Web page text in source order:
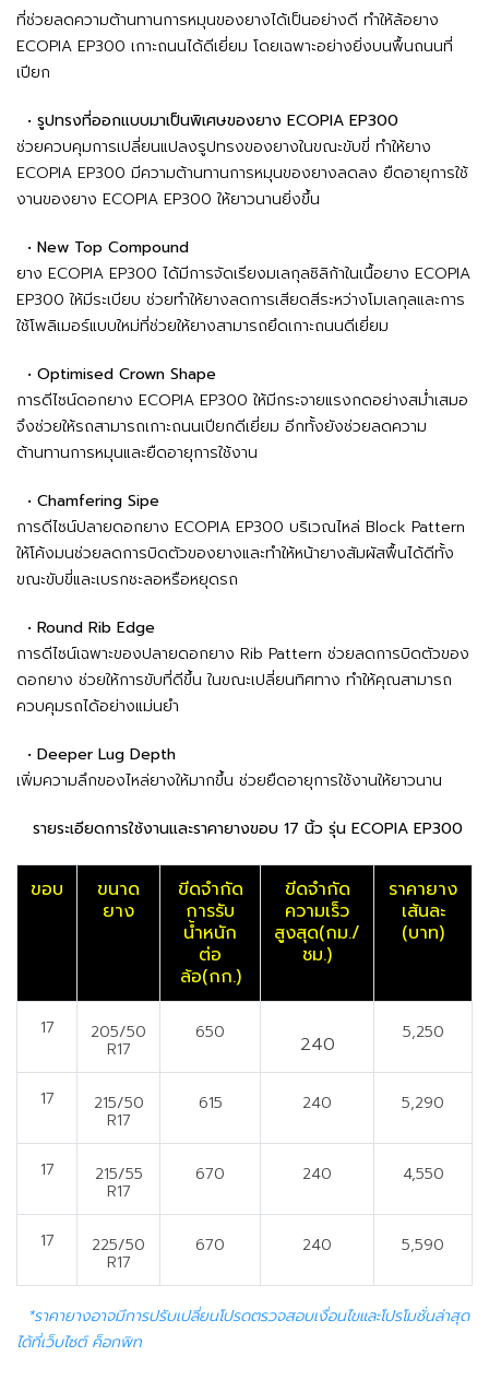
ที่ช่วยลดความต้านทานการหมุนของยางได้เป็นอย่างดี ทำให้ล้อยาง
ECOPIA EP300 เกาะถนนได้ดีเยี่ยม โดยเฉพาะอย่างยิ่งบนพื้นถนนที่
เปียก
• รูปทรงที่ออกแบบมาเป็นพิเศษของยาง ECOPIA EP300
ช่วยควบคุมการเปลี่ยนแปลงรูปทรงของยางในขณะขับขี่ ทำให้ยาง
ECOPIA EP300 มีความต้านทานการหมุนของยางลดลง ยืดอายุการใช้
งานของยาง ECOPIA EP300 ให้ยาวนานยิ่งขึ้น
• New Top Compound
ยาง ECOPIA EP300 ได้มีการจัดเรียงมเลกุลซิลิก้าในเนื้อยาง ECOPIA
EP300 ให้มีระเบียบ ช่วยทำให้ยางลดการเสียดสีระหว่างโมเลกุลและการ
ใช้โพลิเมอร์แบบใหม่ที่ช่วยให้ยางสามารถยึดเกาะถนนดีเยี่ยม
• Optimised Crown Shape
การดีไซน์ดอกยาง ECOPIA EP300 ให้มีกระจายแรงกดอย่างสม่ำเสมอ
จึงช่วยให้รถสามารถเกาะถนนเปียกดีเยี่ยม อีกทั้งยังช่วยลดความ
ต้านทานการหมุนและยืดอายุการใช้งาน
• Chamfering Sipe
การดีไซน์ปลายดอกยาง ECOPIA EP300 บริเวณไหล่ Block Pattern
ให้โค้งมนช่วยลดการบิดตัวของยางและทำให้หน้ายางสัมผัสพื้นได้ดีทั้ง
ขณะขับขี่และเบรกชะลอหรือหยุดรถ
• Round Rib Edge
การดีไซน์เฉพาะของปลายดอกยาง Rib Pattern ช่วยลดการบิดตัวของ
ดอกยาง ช่วยให้การขับที่ดีขึ้น ในขณะเปลี่ยนทิศทาง ทำให้คุณสามารถ
ควบคุมรถได้อย่างแม่นยำ
• Deeper Lug Depth
เพิ่มความลึกของไหล่ยางให้มากขึ้น ช่วยยืดอายุการใช้งานให้ยาวนาน
รายระเอียดการใช้งานและราคายางขอบ 17 นิ้ว รุ่น ECOPIA EP300
ขอบ
ขนาด
ยาง
ขีดจำกัด
การรับ
น้ำหนัก
ต่อ
ล้อ(กก.)
ขีดจำกัด
ความเร็ว
สูงสุด(กม./
ชม.)
ราคายาง
เส้นละ
(บาท)
17 205/50
R17
650 240 5,250
17 215/50
R17
615 240 5,290
17 215/55
R17
670 240 4,550
17 225/50
R17
670 240 5,590
*ราคายางอาจมีการปรับเปลี่ยนโปรดตรวจสอบเงื่อนไขและโปรโมชั่นล่าสุด
ได้ที่เว็บไซต์ ค็อกพิท